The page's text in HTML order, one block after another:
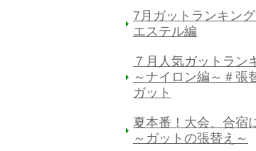
7月ガットランキン
エステル編
７月人気ガットラン
～ナイロン編～＃張
ガット
夏本番！大会、合宿
～ガットの張替え～